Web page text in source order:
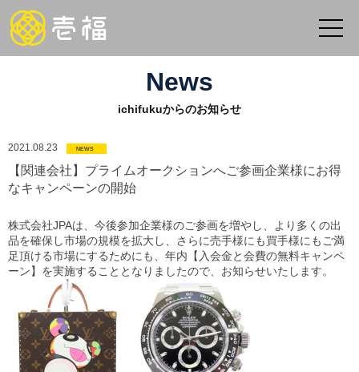
News
ichifukuからのお知らせ
2021.08.23 NEWS
【関連会社】プライムオークションへご参画企業様にお得
なキャンペーンの開始
株式会社JPAは、今後参加企業様のご参画を増やし、より多くの出
品を確保し市場の規模を拡大し、さらに売手様にも買手様にもご満
足頂ける市場にするためにも、年内【入会金と会費の無料キャンペ
ーン】を実施することとなりましたので、お知らせいたします。